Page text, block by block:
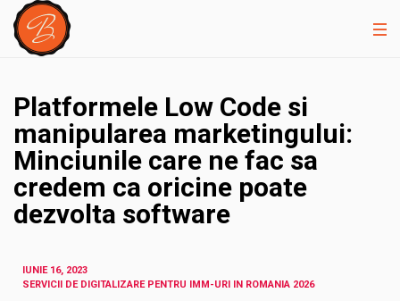
Platformele Low Code si
manipularea marketingului:
Minciunile care ne fac sa
credem ca oricine poate
dezvolta software
IUNIE 16, 2023
SERVICII DE DIGITALIZARE PENTRU IMM-URI IN ROMANIA 2026